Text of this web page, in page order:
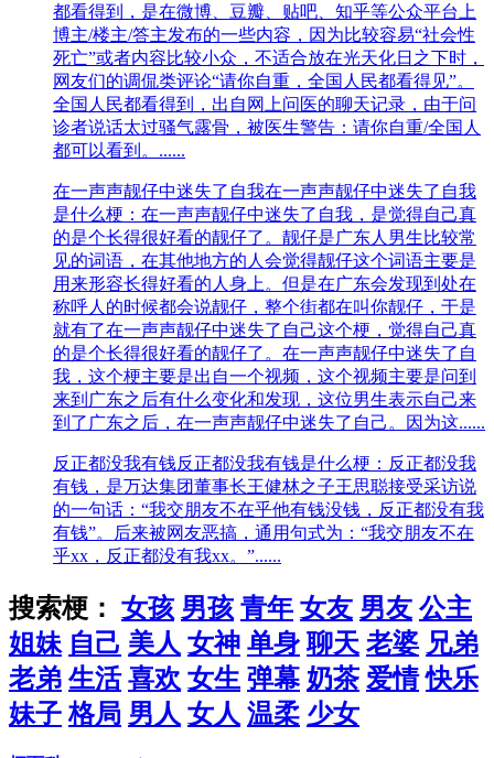
都看得到，是在微博、豆瓣、贴吧、知乎等公众平台上
博主/楼主/答主发布的一些内容，因为比较容易“社会性
死亡”或者内容比较小众，不适合放在光天化日之下时，
网友们的调侃类评论“请你自重，全国人民都看得见”。
全国人民都看得到，出自网上问医的聊天记录，由于问
诊者说话太过骚气露骨，被医生警告：请你自重/全国人
都可以看到。......
在一声声靓仔中迷失了自我在一声声靓仔中迷失了自我
是什么梗：在一声声靓仔中迷失了自我，是觉得自己真
的是个长得很好看的靓仔了。靓仔是广东人男生比较常
见的词语，在其他地方的人会觉得靓仔这个词语主要是
用来形容长得好看的人身上。但是在广东会发现到处在
称呼人的时候都会说靓仔，整个街都在叫你靓仔，于是
就有了在一声声靓仔中迷失了自己这个梗，觉得自己真
的是个长得很好看的靓仔了。在一声声靓仔中迷失了自
我，这个梗主要是出自一个视频，这个视频主要是问到
来到广东之后有什么变化和发现，这位男生表示自己来
到了广东之后，在一声声靓仔中迷失了自己。因为这......
反正都没我有钱反正都没我有钱是什么梗：反正都没我
有钱，是万达集团董事长王健林之子王思聪接受采访说
的一句话：“我交朋友不在乎他有钱没钱，反正都没有我
有钱”。后来被网友恶搞，通用句式为：“我交朋友不在
乎xx，反正都没有我xx。”......
搜索梗： 女孩 男孩 青年 女友 男友 公主
姐妹 自己 美人 女神 单身 聊天 老婆 兄弟
老弟 生活 喜欢 女生 弹幕 奶茶 爱情 快乐
妹子 格局 男人 女人 温柔 少女